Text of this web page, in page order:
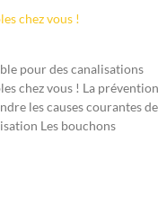
chez vous !
pour des canalisations
chez vous ! La
les causes courantes
Les bouchons